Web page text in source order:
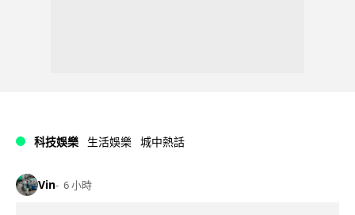
科技娛樂 生活娛樂 城中熱話
Vin 6 小時